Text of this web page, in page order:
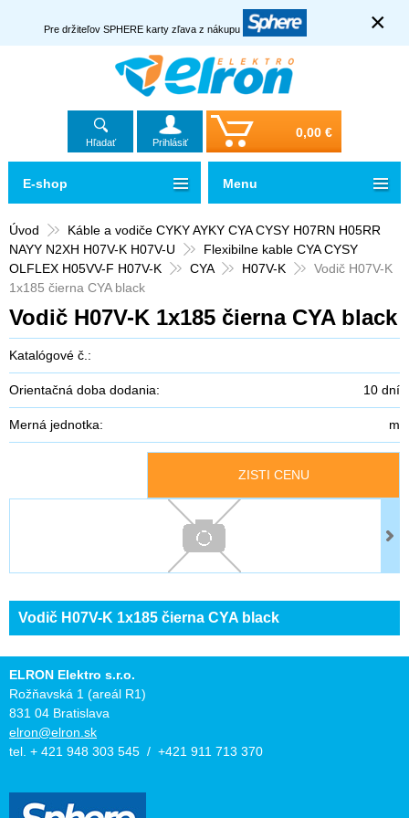
Pre držiteľov SPHERE karty zľava z nákupu ×
Hľadať Prihlásiť
0,00 €
Úvod
Káble a vodiče CYKY AYKY CYA CYSY H07RN H05RR
NAYY N2XH H07V-K H07V-U
Flexibilne kable CYA CYSY
OLFLEX H05VV-F H07V-K
CYA H07V-K
Vodič H07V-K
1x185 čierna CYA black
Vodič H07V-K 1x185 čierna CYA black
Katalógové č.:
Orientačná doba dodania: 10 dní
Merná jednotka: m
ZISTI CENU
Vodič H07V-K 1x185 čierna CYA black
E-shop Menu
ELRON Elektro s.r.o.
Rožňavská 1 (areál R1)
831 04 Bratislava
elron@elron.sk
tel. + 421 948 303 545 / +421 911 713 370